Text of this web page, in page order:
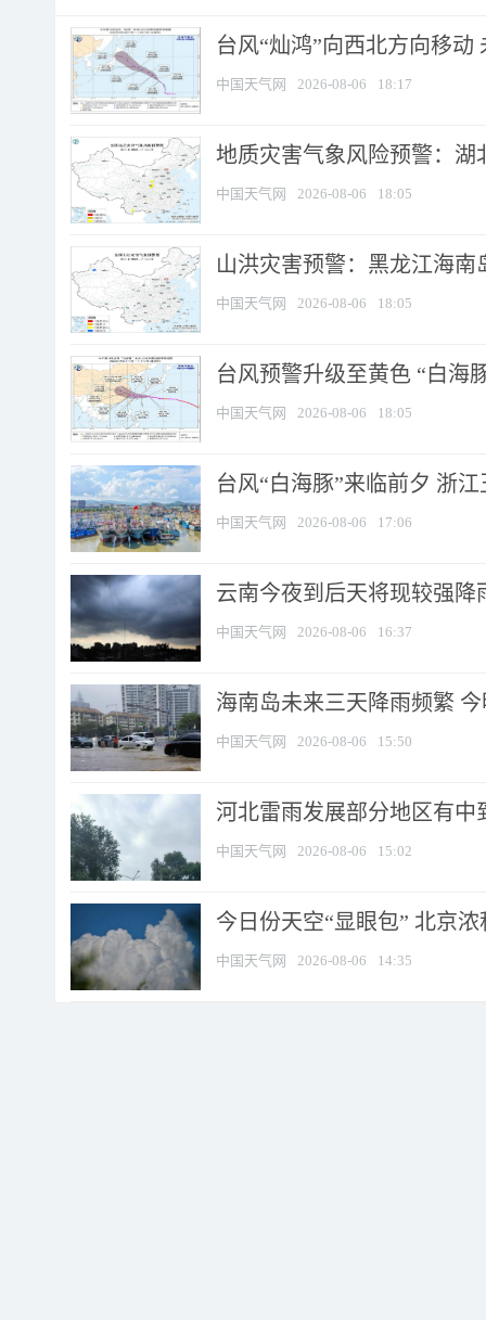
台风“灿鸿”向西北方向移动
中国天气网 2026-08-06 18:17
地质灾害气象风险预警：湖
中国天气网 2026-08-06 18:05
山洪灾害预警：黑龙江海
中国天气网 2026-08-06 18:05
台风预警升级至黄色 “白海
中国天气网 2026-08-06 18:05
台风“白海豚”来临前夕 浙
中国天气网 2026-08-06 17:06
云南今夜到后天将现较强降
中国天气网 2026-08-06 16:37
海南岛未来三天降雨频繁
中国天气网 2026-08-06 15:50
河北雷雨发展部分地区有中
中国天气网 2026-08-06 15:02
今日份天空“显眼包” 北京
中国天气网 2026-08-06 14:35